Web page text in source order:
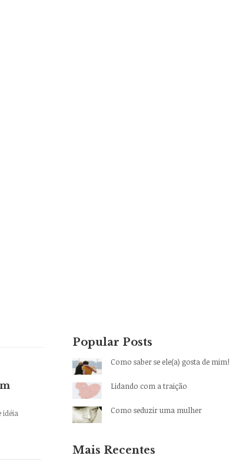
idéia
Popular Posts
Como saber se ele(a) gosta de mim!
Lidando com a traição
Como seduzir uma mulher
Mais Recentes